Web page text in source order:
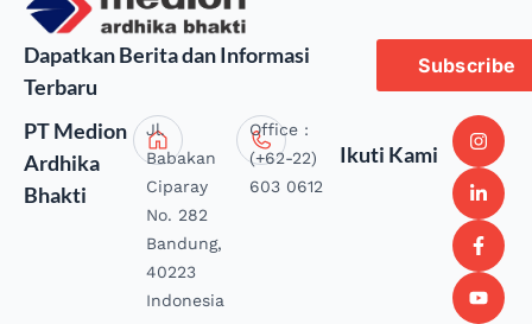
Dapatkan Berita dan Informasi
Terbaru
Subscribe
PT Medion
Ardhika
Bhakti
Jl.
Babakan
Ciparay
No. 282
Bandung,
40223
Indonesia
Office :
(+62-22)
603 0612
Ikuti Kami